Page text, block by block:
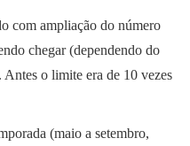
com ampliação do número
chegar (dependendo do
o limite era de 10 vezes
(maio a setembro,